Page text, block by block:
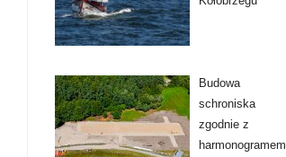
Budowa
schroniska
zgodnie z
harmonogramem.